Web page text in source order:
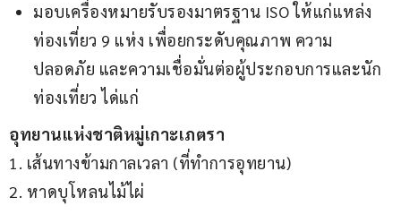
มอบเครื่องหมายรับรองมาตรฐาน ISO ให้แก่แหล่ง
ท่องเที่ยว 9 แห่ง เพื่อยกระดับคุณภาพ ความ
ปลอดภัย และความเชื่อมั่นต่อผู้ประกอบการและนัก
ท่องเที่ยว ได่แก่
อุทยานแห่งชาติหมู่เกาะเภตรา
1. เส้นทางข้ามกาลเวลา (ที่ทำการอุทยาน)
2. หาดบุโหลนไม้ไผ่